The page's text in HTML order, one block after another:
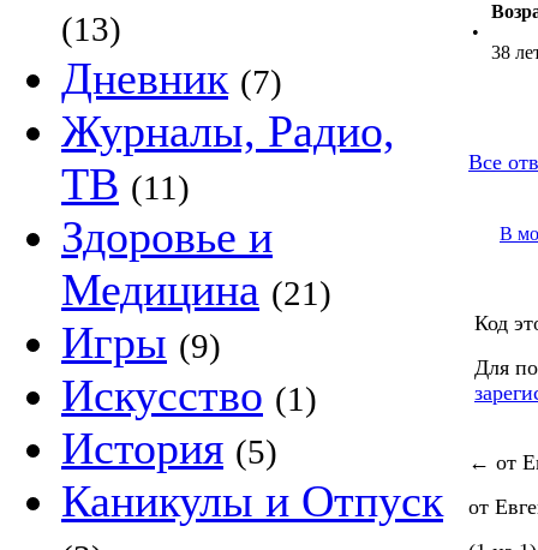
(13)
Дневник (7)
Журналы, Радио,
ТВ (11)
Здоровье и
Медицина (21)
Игры (9)
Искусство (1)
История (5)
Каникулы и Отпуск
•
38
Все
В
Код
Для
← от
от